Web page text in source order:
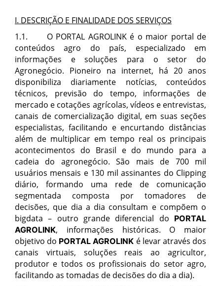
I. DESCRIÇÃO E FINALIDADE DOS SERVIÇOS
1.1.
O PORTAL AGROLINKé o maior portal de
conteúdos agro do país, especializado em
informações e soluções para o setor do
Agronegócio. Pioneiro na internet, há 20 anos
disponibiliza diariamente notícias, conteúdos
técnicos, previsão do tempo, informações de
mercado e cotações agrícolas, vídeos e entrevistas,
canais de comercialização digital, em suas seções
especialistas, facilitando e encurtando distâncias
além de multiplicar em tempo real os principais
acontecimentos do Brasil e do mundo para a
cadeia do agronegócio. São mais de 700 mil
usuários mensais e 130 mil assinantes do Clipping
diário, formando uma rede de comunicação
segmentada composta por tomadores de
decisões, que dia a dia consultam e compõem o
bigdata – outro grande diferencial do PORTAL
AGROLINK, informações históricas. O maior
objetivo do PORTAL AGROLINK é levar através dos
canais virtuais, soluções reais ao agricultor,
produtor e todos os profissionais do setor agro,
facilitando as tomadas de decisões do dia a dia).